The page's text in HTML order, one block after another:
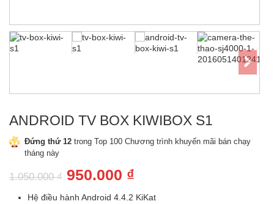
ANDROID TV BOX KIWIBOX S1
Đứng thứ 12 trong Top 100 Chương trình khuyến mãi bán chạy
tháng này
1.050.000₫ Giá
gốc
950.000 ₫
hiện
Hệ điều hành Android 4.4.2 KiKat